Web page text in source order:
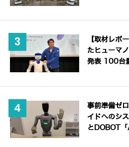
【取材レポ
たヒューマ
発表 100台
事前準備ゼ
イドへのシ
とDOBOT